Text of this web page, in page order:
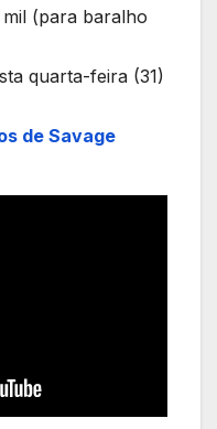
mil (para baralho
quarta-feira (31)
de Savage